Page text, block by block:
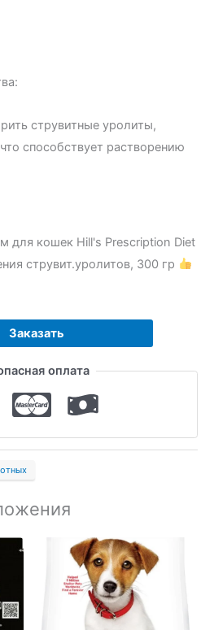
струвитные уролиты,
способствует растворению
для кошек Hill's Prescription Diet
струвит.уролитов, 300 гр
Заказать
оплата